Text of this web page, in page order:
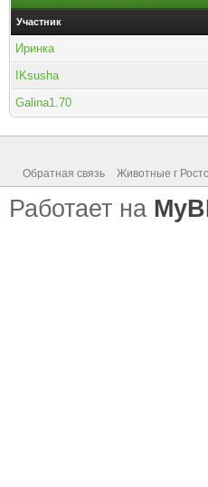
Участник
Иринка
IKsusha
Galina1.70
Обратная связь Животные г
Работает на